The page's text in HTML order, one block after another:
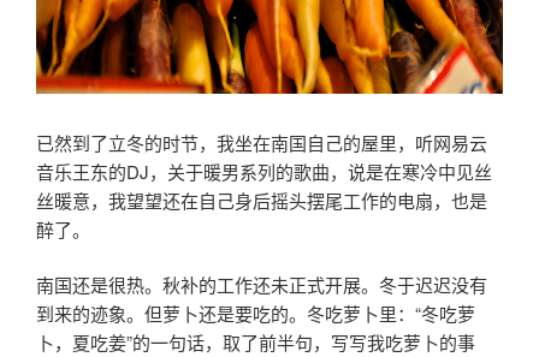
已然到了立冬的时节，我坐在南国自己的屋里，听网易云
音乐王东的DJ，关于暖男系列的歌曲，说是在寒冷中见丝
丝暖意，我望望还在自己身后摇头摆尾工作的电扇，也是
醉了。
南国还是很热。秋补的工作还未正式开展。冬于迟迟没有
到来的迹象。但萝卜还是要吃的。冬吃萝卜里：“冬吃萝
卜，夏吃姜”的一句话，取了前半句，写写我吃萝卜的事